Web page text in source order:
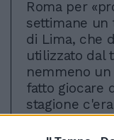
Roma per
settimane un
di Lima, che
utilizzato dal
nemmeno
fatto giocare
stagione
far
Amantino ci